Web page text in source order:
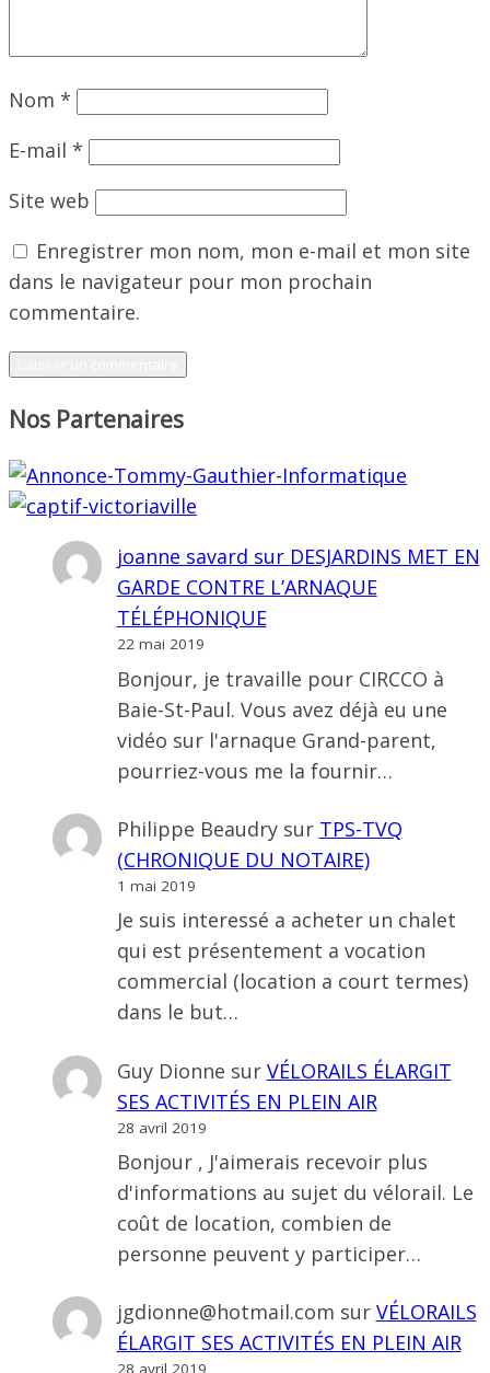
Nom *
E-mail *
Site web
Enregistrer mon nom, mon e-mail et mon site
dans le navigateur pour mon prochain
commentaire.
Nos Partenaires
joanne savard sur DESJARDINS MET EN
GARDE CONTRE L’ARNAQUE
TÉLÉPHONIQUE
22 mai 2019
Bonjour, je travaille pour CIRCCO à
Baie-St-Paul. Vous avez déjà eu une
vidéo sur l'arnaque Grand-parent,
pourriez-vous me la fournir…
Philippe Beaudrysur TPS-TVQ
(CHRONIQUE DU NOTAIRE)
1 mai 2019
Je suis interessé a acheter un chalet
qui est présentement a vocation
commercial (location a court termes)
dans le but…
Guy Dionne sur VÉLORAILS ÉLARGIT
SES ACTIVITÉS EN PLEIN AIR
28 avril 2019
Bonjour , J'aimerais recevoir plus
d'informations au sujet du vélorail. Le
coût de location, combien de
personne peuvent y participer…
jgdionne@hotmail.com sur VÉLORAILS
ÉLARGIT SES ACTIVITÉS EN PLEIN AIR
28 avril 2019